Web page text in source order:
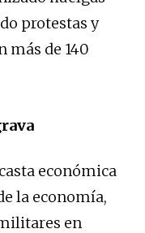
protestas y
más de 140
económica
la economía,
en